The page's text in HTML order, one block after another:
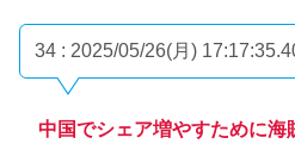
34 : 2025/05/26(月)
中国でシェア増やすために海